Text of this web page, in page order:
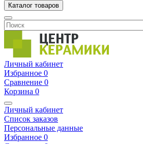
Каталог товаров
Личный кабинет
Избранное 0
Сравнение 0
Корзина 0
Личный кабинет
Список заказов
Персональные данные
Избранное 0